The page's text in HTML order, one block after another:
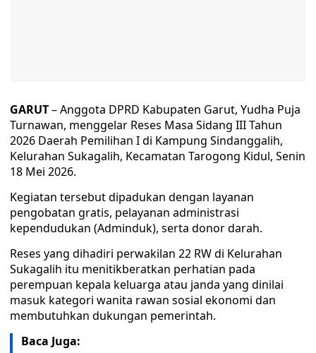
GARUT– Anggota DPRD Kabupaten Garut, Yudha Puja
Turnawan, menggelar Reses Masa Sidang III Tahun
2026 Daerah Pemilihan I di Kampung Sindanggalih,
Kelurahan Sukagalih, Kecamatan Tarogong Kidul, Senin
18 Mei 2026.
Kegiatan tersebut dipadukan dengan layanan
pengobatan gratis, pelayanan administrasi
kependudukan (Adminduk), serta donor darah.
Reses yang dihadiri perwakilan 22 RW di Kelurahan
Sukagalih itu menitikberatkan perhatian pada
perempuan kepala keluarga atau janda yang dinilai
masuk kategori wanita rawan sosial ekonomi dan
membutuhkan dukungan pemerintah.
Baca Juga: